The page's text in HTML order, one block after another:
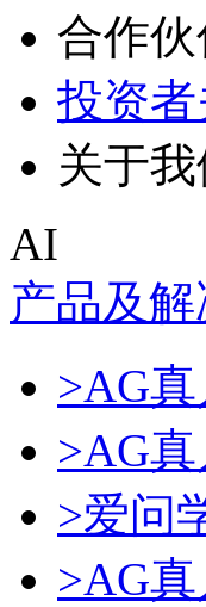
合作
投资
关于我
AI
产品及
>AG
>AG
>爱问
>AG